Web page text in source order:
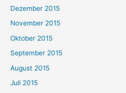
Dezember 2015
November 2015
Oktober 2015
September 2015
August 2015
Juli 2015